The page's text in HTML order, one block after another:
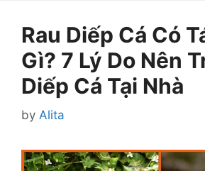
Rau Diếp Cá Có
Gì? 7 Lý Do Nên
Diếp Cá Tại Nhà
by Alita